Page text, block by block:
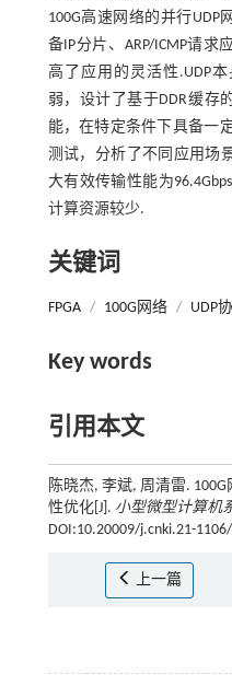
100G高速网络的并行
备IP分片、ARP/ICMP请
高了应用的灵活性.UDP
弱，设计了基于DDR缓存
能，在特定条件下具备一
测试，分析了不同应用场
大有效传输性能为
计算资源较少.
关键词
FPGA / 100G网络 / UDP
Key words
引用本文
陈晓杰, 李斌, 周清雷.
性优化[J]. 小型微型计算机
DOI:10.20009/j.cnki.21-
上一篇